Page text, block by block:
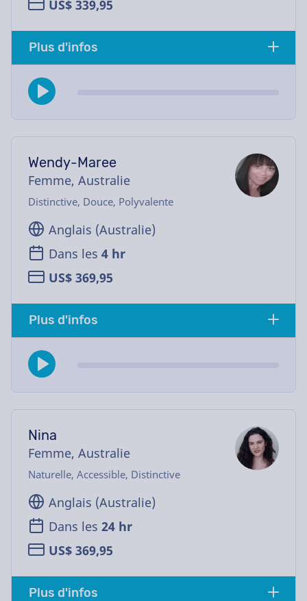
US$ 339,95
Plus d'infos
Wendy-Maree
Femme, Australie
Distinctive, Douce, Polyvalente
Anglais (Australie)
Dans les 4 hr
US$ 369,95
Plus d'infos
Nina
Femme, Australie
Naturelle, Accessible, Distinctive
Anglais (Australie)
Dans les 24 hr
US$ 369,95
Plus d'infos